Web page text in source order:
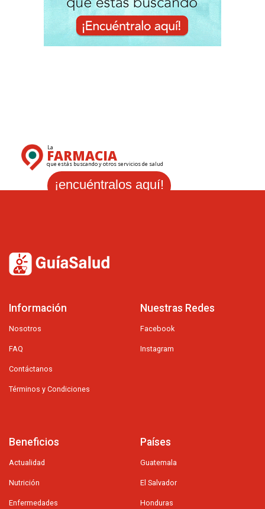
¡encuéntralos aquí!
La
FARMACIA
que estás buscando y otros servicios de salud
Información
Nosotros
FAQ
Contáctanos
Términos y Condiciones
Nuestras Redes
Facebook
Instagram
Beneficios
Actualidad
Nutrición
Enfermedades
Países
Guatemala
El Salvador
Honduras